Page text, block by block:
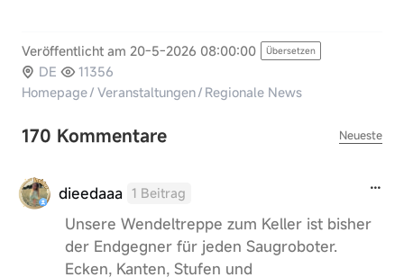
Veröffentlicht am 20-5-2026 08:00:00 Übersetzen
DE
11356
Homepage/ Veranstaltungen/ Regionale News
170 Kommentare Neueste
dieedaaa 1 Beitrag
Unsere Wendeltreppe zum Keller ist bisher
der Endgegner für jeden Saugroboter.
Ecken, Kanten, Stufen und